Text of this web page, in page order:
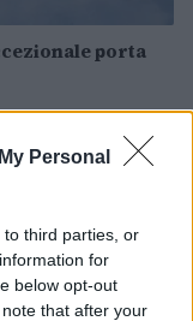
Personal
third parties, or
for
below opt-out
that after your
porta